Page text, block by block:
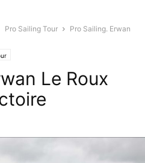
Pro Sailing Tour
Pro Sailing. Erwan
Le Roux